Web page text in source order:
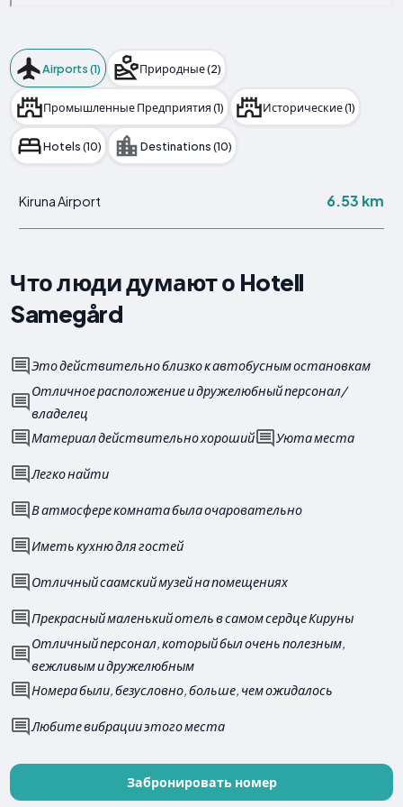
Airports (1) Природные (2)
Промышленные Предприятия (1) Исторические (1)
Hotels (10) Destinations (10)
Kiruna Airport 6.53 km
Что люди думают о Hotell
Samegård
Это действительно близко к автобусным остановкам
Отличное расположение и дружелюбный персонал/
владелец
Материал действительно хороший
Уюта места
Легко найти
В атмосфере комната была очаровательно
Иметь кухню для гостей
Отличный саамский музей на помещениях
Прекрасный маленький отель в самом сердце Кируны
Отличный персонал, который был очень полезным,
вежливым и дружелюбным
Номера были, безусловно, больше, чем ожидалось
Любите вибрации этого места
Забронировать номер